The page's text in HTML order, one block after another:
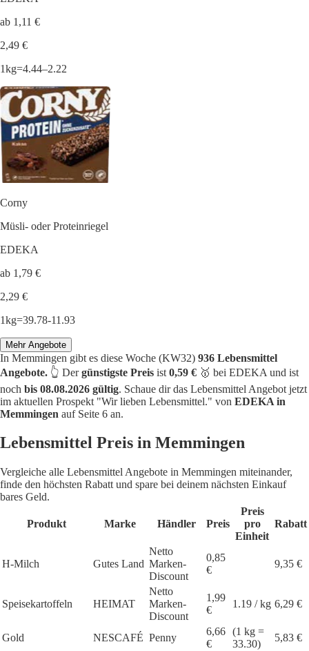
ab 1,11 €
2,49 €
1kg=4.44–2.22
Corny
Müsli- oder Proteinriegel
EDEKA
ab 1,79 €
2,29 €
1kg=39.78-11.93
Mehr Angebote
In Memmingen gibt es diese Woche (KW32) 936 Lebensmittel
Angebote. 👆 Dergünstigste Preis ist 0,59 € 🥇 bei EDEKA und ist
noch bis 08.08.2026 gültig. Schaue dir das Lebensmittel Angebot jetzt
im aktuellen Prospekt "Wir lieben Lebensmittel." von EDEKA in
Memmingen auf Seite 6 an.
Lebensmittel Preis in Memmingen
Vergleiche alle Lebensmittel Angebote in Memmingen miteinander,
finde den höchsten Rabatt und spare bei deinem nächsten Einkauf
bares Geld.
Produkt Marke Händler Preis
Preis
pro
Einheit
Rabatt
H-Milch Gutes Land
Netto
Marken-
Discount
0,85
€
9,35 €
Speisekartoffeln HEIMAT
Netto
Marken-
Discount
1,99
€
1.19 / kg 6,29 €
Gold NESCAFÉ Penny
6,66
€
(1 kg =
33.30)
5,83 €